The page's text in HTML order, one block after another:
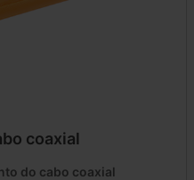
coaxial
do cabo coaxial